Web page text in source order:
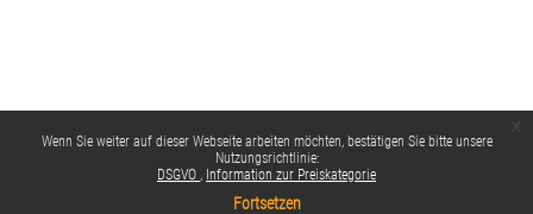
Wenn Sie weiter auf dieser Webseite arbeiten möchten, bestätigen Sie bitte unsere
Nutzungsrichtlinie:
DSGVO
Information zur Preiskategorie
Fortsetzen